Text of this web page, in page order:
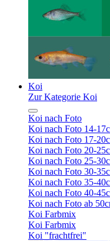
Koi
Zur Kategorie Koi
Koi nach Foto
Koi nach Foto 14-
Koi nach Foto 17-
Koi nach Foto 20-
Koi nach Foto 25-
Koi nach Foto 30-
Koi nach Foto 35-
Koi nach Foto 40-
Koi nach Foto ab
Koi Farbmix
Koi Farbmix
Koi "frachtfrei"